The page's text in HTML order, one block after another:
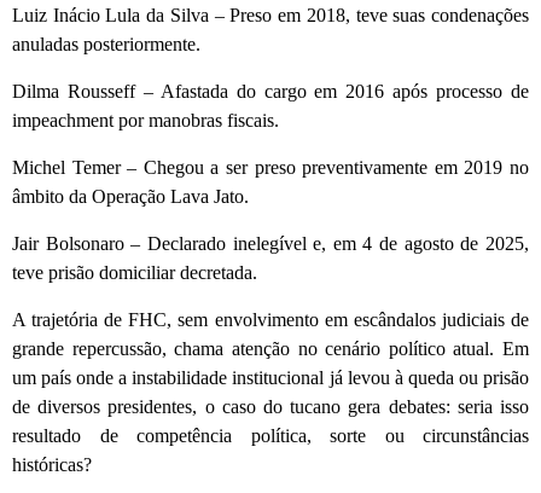
Luiz Inácio Lula da Silva – Preso em 2018, teve suas condenações
anuladas posteriormente.
Dilma Rousseff – Afastada do cargo em 2016 após processo de
impeachment por manobras fiscais.
Michel Temer – Chegou a ser preso preventivamente em 2019 no
âmbito da Operação Lava Jato.
Jair Bolsonaro – Declarado inelegível e, em 4 de agosto de 2025,
teve prisão domiciliar decretada.
A trajetória de FHC, sem envolvimento em escândalos judiciais de
grande repercussão, chama atenção no cenário político atual. Em
um país onde a instabilidade institucional já levou à queda ou prisão
de diversos presidentes, o caso do tucano gera debates: seria isso
resultado de competência política, sorte ou circunstâncias
históricas?